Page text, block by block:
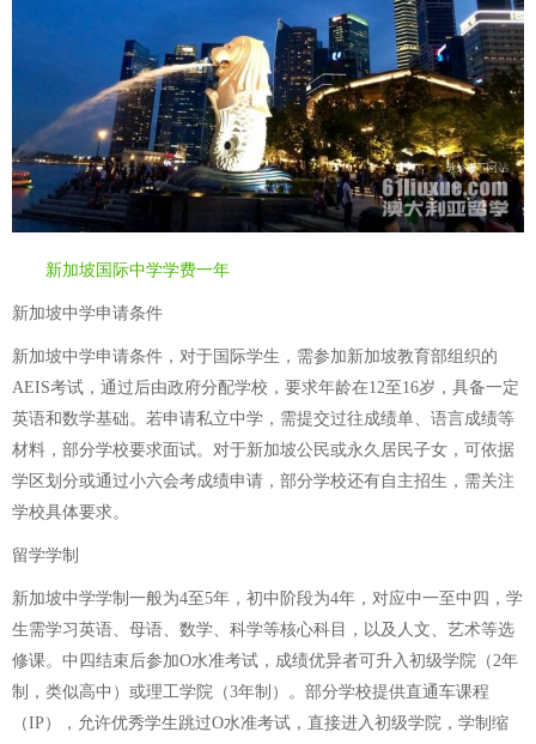
新加坡国际中学学费一年
新加坡中学申请条件
新加坡中学申请条件，对于国际学生，需参加新加坡教育部组织的
AEIS考试，通过后由政府分配学校，要求年龄在12至16岁，具备一定
英语和数学基础。若申请私立中学，需提交过往成绩单、语言成绩等
材料，部分学校要求面试。对于新加坡公民或永久居民子女，可依据
学区划分或通过小六会考成绩申请，部分学校还有自主招生，需关注
学校具体要求。
留学学制
新加坡中学学制一般为4至5年，初中阶段为4年，对应中一至中四，学
生需学习英语、母语、数学、科学等核心科目，以及人文、艺术等选
修课。中四结束后参加O水准考试，成绩优异者可升入初级学院（2年
制，类似高中）或理工学院（3年制）。部分学校提供直通车课程
（IP），允许优秀学生跳过O水准考试，直接进入初级学院，学制缩